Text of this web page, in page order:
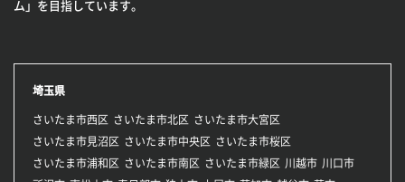
ム」を目指しています。
埼玉県
さいたま市西区 さいたま市北区
さいたま市大宮区
さいたま市見沼区
さいたま市中央区
さいたま市桜区
さいたま市浦和区
さいたま市南区 さいたま市緑区 川越市 川口市